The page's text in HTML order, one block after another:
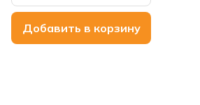
Добавить в корзину